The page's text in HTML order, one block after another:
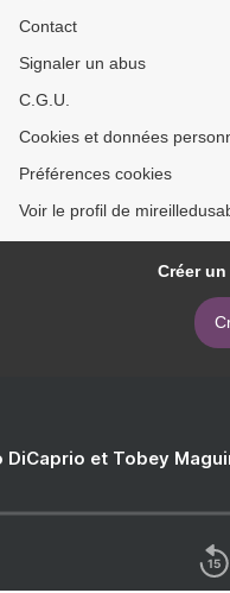
Contact
Signaler un abus
C.G.U.
Cookies et données
Préférences cookies
Voir le profil de
Créer
DiCaprio et Tobey